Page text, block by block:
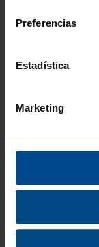
Preferencias
Estadística
Marketing
Compra con total
Testeamos los
Todas las novedades
probadas por nuestro